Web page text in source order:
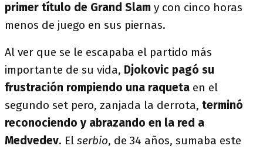
primer título de Grand Slam y con cinco horas
menos de juego en sus piernas.
Al ver que se le escapaba el partido más
importante de su vida, Djokovic pagó su
frustración rompiendo una raqueta en el
segundo set pero, zanjada la derrota, terminó
reconociendo y abrazando en la red a
Medvedev. El serbio, de 34 años, sumaba este